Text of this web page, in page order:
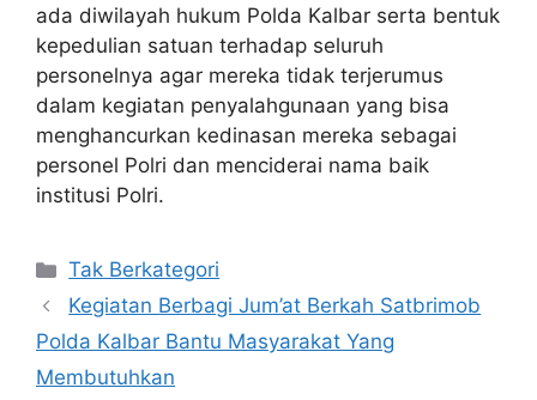
ada diwilayah hukum Polda Kalbar serta bentuk
kepedulian satuan terhadap seluruh
personelnya agar mereka tidak terjerumus
dalam kegiatan penyalahgunaan yang bisa
menghancurkan kedinasan mereka sebagai
personel Polri dan menciderai nama baik
institusi Polri.
Kategori
Tak Berkategori
Kegiatan Berbagi Jum’at Berkah Satbrimob
Polda Kalbar Bantu Masyarakat Yang
Membutuhkan